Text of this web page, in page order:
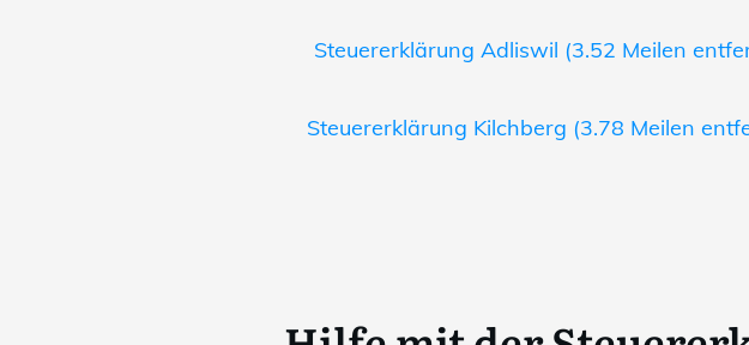
Steuererklärung Adliswil (3.52 Meilen
Steuererklärung Kilchberg (3.78 Meilen